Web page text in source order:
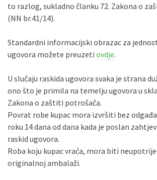
to razlog, sukladno članku 72. Zakona o
(NN br.41/14).
Standardni informacijski obrazac za
ugovora možete preuzeti ovdje.
U slučaju raskida ugovora svaka je strana
ono što je primila na temelju ugovora u
Zakona o zaštiti potrošača.
Povrat robe kupac mora izvršiti bez
roku 14 dana od dana kada je poslan
raskid ugovora.
Roba koju kupac vraća, mora biti
originalnoj ambalaži.